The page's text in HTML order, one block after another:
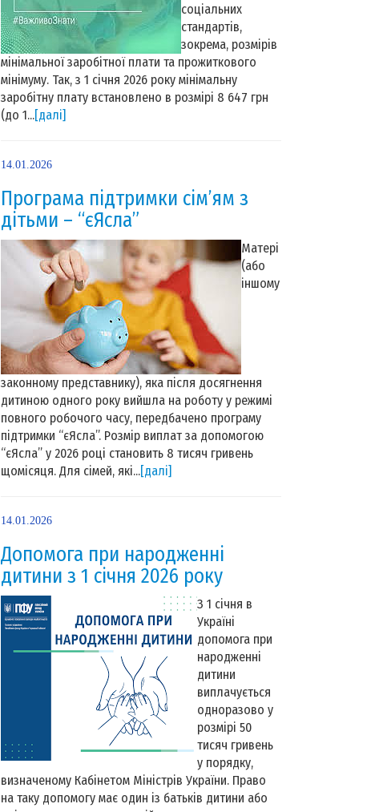
соціальних
стандартів,
зокрема, розмірів
мінімальної заробітної плати та прожиткового
мінімуму. Так, з 1 січня 2026 року мінімальну
заробітну плату встановлено в розмірі 8 647 грн
(до 1...[далі]
14.01.2026
Програма підтримки сім’ям з
дітьми – “єЯсла”
Матері
(або
іншому
законному представнику), яка після досягнення
дитиною одного року вийшла на роботу у режимі
повного робочого часу, передбачено програму
підтримки “єЯсла”. Розмір виплат за допомогою
“єЯсла” у 2026 році становить 8 тисяч гривень
щомісяця. Для сімей, які...[далі]
14.01.2026
Допомога при народженні
дитини з 1 січня 2026 року
З 1 січня в
Україні
допомога при
народженні
дитини
виплачується
одноразово у
розмірі 50
тисяч гривень
у порядку,
визначеному Кабінетом Міністрів України. Право
на таку допомогу має один із батьків дитини або